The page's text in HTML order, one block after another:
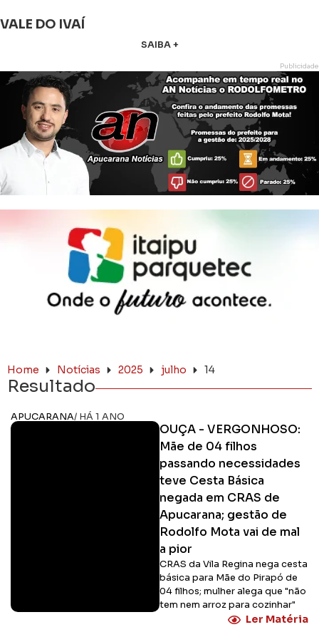
VALE DO IVAÍ
SAIBA +
Publicidade
Home Notícias 2025 julho 14
Resultado
APUCARANA/ HÁ 1 ANO
OUÇA - VERGONHOSO:
Mãe de 04 filhos
passando necessidades
teve Cesta Básica
negada em CRAS de
Apucarana; gestão de
Rodolfo Mota vai de mal
a pior
CRAS da Vila Regina nega cesta
básica para Mãe do Pirapó de
04 filhos; mulher alega que "não
tem nem arroz para cozinhar"
Ler Matéria